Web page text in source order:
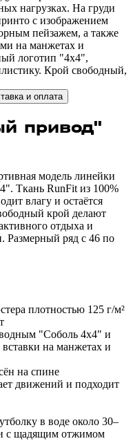
нагрузках. На груди
с изображением
пейзажем, а также
на манжетах и
логотип "4x4",
Крой свободный,
и оплата
привод"
модель линейки
Ткань RunFit из 100%
влагу и остаётся
крой делают
отдыха и
Размерный ряд с 46 по
плотностью 125 г/м²
"Соболь 4х4" и
на манжетах и
на спине
движений и подходит
в воде около 30–
с щадящим отжимом